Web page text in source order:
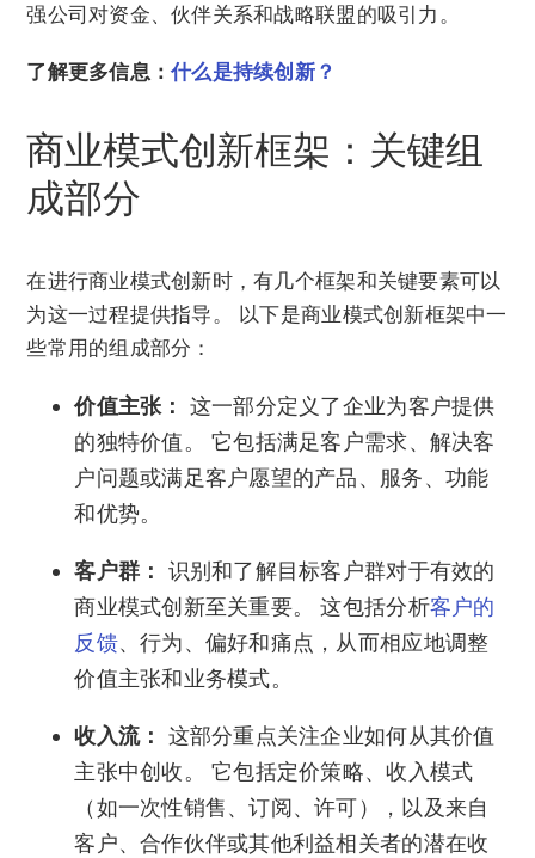
强公司对资金、伙伴关系和战略联盟的吸引力。
了解更多信息：什么是持续创新？
商业模式创新框架：关键组
成部分
在进行商业模式创新时，有几个框架和关键要素可以
为这一过程提供指导。 以下是商业模式创新框架中一
些常用的组成部分：
价值主张： 这一部分定义了企业为客户提供
的独特价值。 它包括满足客户需求、解决客
户问题或满足客户愿望的产品、服务、功能
和优势。
客户群： 识别和了解目标客户群对于有效的
商业模式创新至关重要。 这包括分析客户的
反馈、行为、偏好和痛点，从而相应地调整
价值主张和业务模式。
收入流：
这部分重点关注企业如何从其价值
主张中创收。 它包括定价策略、收入模式
（如一次性销售、订阅、许可），以及来自
客户、合作伙伴或其他利益相关者的潜在收